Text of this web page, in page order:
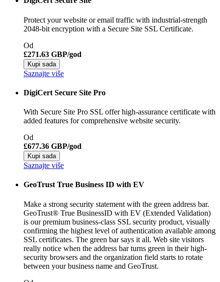
Protect your website or email traffic with industrial-strength
2048-bit encryption with a Secure Site SSL Certificate.
Od
£271.63 GBP/god
Kupi sada
Saznajte više
DigiCert Secure Site Pro
With Secure Site Pro SSL offer high-assurance certificate with
added features for comprehensive website security.
Od
£677.36 GBP/god
Kupi sada
Saznajte više
GeoTrust True Business ID with EV
Make a strong security statement with the green address bar.
GeoTrust® True BusinessID with EV (Extended Validation)
is our premium business-class SSL security product, visually
confirming the highest level of authentication available among
SSL certificates. The green bar says it all. Web site visitors
really notice when the address bar turns green in their high-
security browsers and the organization field starts to rotate
between your business name and GeoTrust.